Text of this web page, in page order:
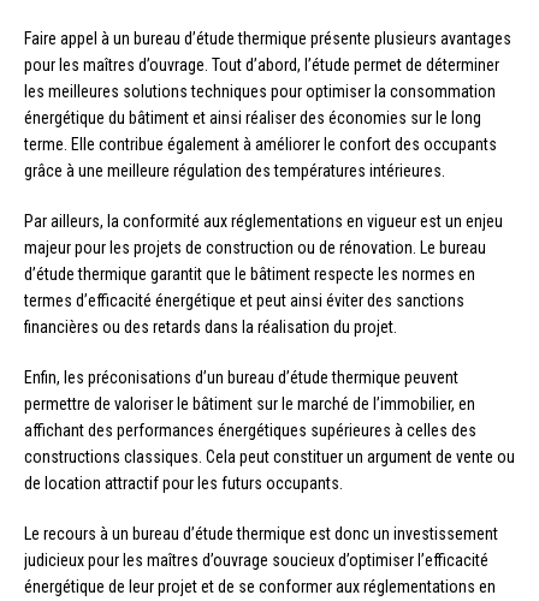
Faire appel à un bureau d’étude thermique présente plusieurs avantages
pour les maîtres d’ouvrage. Tout d’abord, l’étude permet de déterminer
les meilleures solutions techniques pour optimiser la consommation
énergétique du bâtiment et ainsi réaliser des économies sur le long
terme. Elle contribue également à améliorer le confort des occupants
grâce à une meilleure régulation des températures intérieures.
Par ailleurs, la conformité aux réglementations en vigueur est un enjeu
majeur pour les projets de construction ou de rénovation. Le bureau
d’étude thermique garantit que le bâtiment respecte les normes en
termes d’efficacité énergétique et peut ainsi éviter des sanctions
financières ou des retards dans la réalisation du projet.
Enfin, les préconisations d’un bureau d’étude thermique peuvent
permettre de valoriser le bâtiment sur le marché de l’immobilier, en
affichant des performances énergétiques supérieures à celles des
constructions classiques. Cela peut constituer un argument de vente ou
de location attractif pour les futurs occupants.
Le recours à un bureau d’étude thermique est donc un investissement
judicieux pour les maîtres d’ouvrage soucieux d’optimiser l’efficacité
énergétique de leur projet et de se conformer aux réglementations en